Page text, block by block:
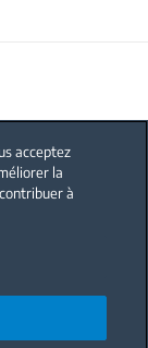
acceptez
la
à